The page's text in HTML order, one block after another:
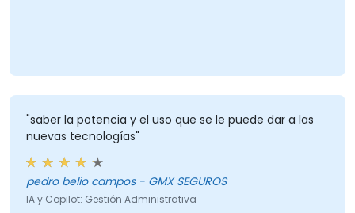
"saber la potencia y el uso que se le puede dar a las
nuevas tecnologías"
pedro belio campos - GMX SEGUROS
IA y Copilot: Gestión Administrativa